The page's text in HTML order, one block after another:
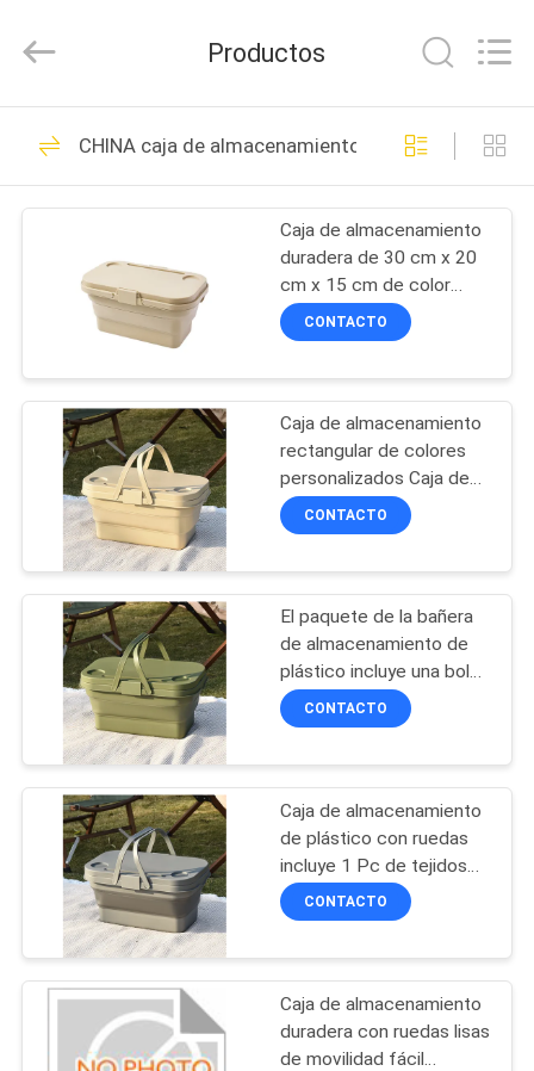
HOGAR
PRODUCTOS
SOBRE
NOSOTROS
VIAJE
FÁBRICA
CONTROL
CALIDAD
MAPA
DEL
SITIO
PRIVACY
POLICY
Rights
Reserved.
ECER
EVA Hard Cases
69
EVA Storage Case
49
Caso que lleva de
EVA
33
Bolsas para guardar
dinero
Productos
CHINA caja de almacenamiento
Caja de almacenamiento
duradera de 30 cm x 20
cm x 15 cm de color
personalizable diseñada
para almacenamiento de
CONTACTO
Caja de almacenamiento
rectangular de colores
personalizados Caja de
almacenamiento apilada
diseñada para maximizar
almacenamiento
CONTACTO
El paquete de la bañera
de almacenamiento de
plástico incluye una bolsa
de almacenamiento de
tejidos no tejidos
transporte seguro de
carga pesada.
CONTACTO
Caja de almacenamiento
de plástico con ruedas
incluye 1 Pc de tejidos
no tejidos Bolsa de
almacenamiento de gran
CONTACTO
Caja de almacenamiento
duradera con ruedas lisas
de movilidad fácil